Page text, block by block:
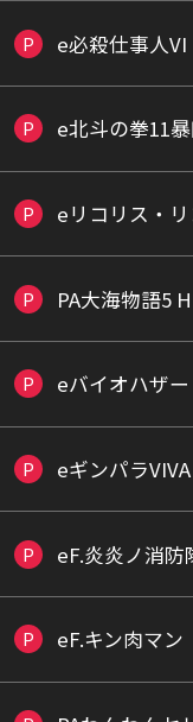
P e必殺仕事人VI
P e北斗の拳11
P eリコリス・
P PA大海物語5
P eバイオハザー
P eギンパラ
P eF.炎炎ノ消防
P eF.キン肉マン